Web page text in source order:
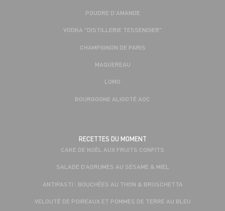
POUDRE D'AMANDE
VODKA "DISTILLERIE TESSENDIER"
CHAMPIGNON DE PARIS
MAQUEREAU
LOMO
BOURGOGNE ALIGOTÉ AOC
RECETTES DU MOMENT
CAKE DE NOËL AUX FRUITS CONFITS
SALADE D’AGRUMES AU SÉSAME & MIEL
ANTIPASTI : BOUCHÉES AU THON & BRUSCHETTA
VELOUTÉ DE POIREAUX ET POMMES DE TERRE AU BLEU